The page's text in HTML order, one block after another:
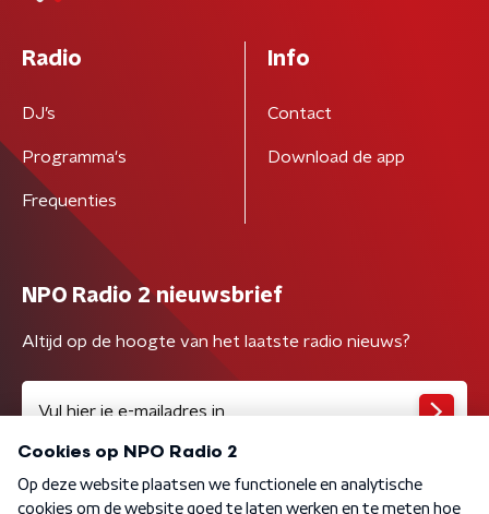
Radio
DJ’s
Programma's
Frequenties
Info
Contact
Download de app
NPO Radio 2 nieuwsbrief
Altijd op de hoogte van het laatste radio nieuws?